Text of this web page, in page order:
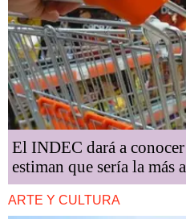
El INDEC dará a
estiman que sería la más
ARTE Y CULTURA